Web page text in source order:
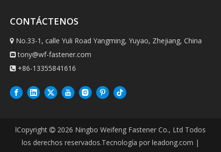
CONTÁCTENOS
 No.33-1, calle Yuli Road Yangming, Yuyao, Zhejiang, China
 tony@wf-fastener.com
 +86-13355841616
lCopyright  2026 Ningbo Weifeng Fastener Co., Ltd Todos
los derechos reservados.Tecnología por leadong.com |